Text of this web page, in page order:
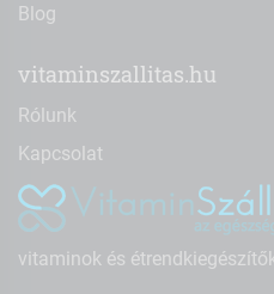
Blog
vitaminszallitas.hu
Rólunk
Kapcsolat
vitaminok és